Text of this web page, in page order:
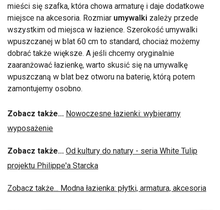
mieści się szafka, która chowa armaturę i daje dodatkowe
miejsce na akcesoria. Rozmiar umywalki zależy przede
wszystkim od miejsca w łazience. Szerokość umywalki
wpuszczanej w blat 60 cm to standard, chociaż możemy
dobrać także większe. A jeśli chcemy oryginalnie
zaaranżować łazienkę, warto skusić się na umywalkę
wpuszczaną w blat bez otworu na baterię, którą potem
zamontujemy osobno.
Zobacz także... Nowoczesne łazienki: wybieramy
wyposażenie
Zobacz także... Od kultury do natury - seria White Tulip
projektu Philippe'a Starcka
Zobacz także... Modna łazienka: płytki, armatura, akcesoria